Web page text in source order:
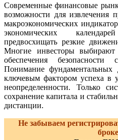
Современные финансовые
возможности для извлечения
макроэкономических
экономических
предвосхищать резкие
Многие инвесторы
обеспечения
Понимание фундаментальных
ключевым фактором успеха в
неопределенности. Только
сохранение капитала и
дистанции.
Не забываем